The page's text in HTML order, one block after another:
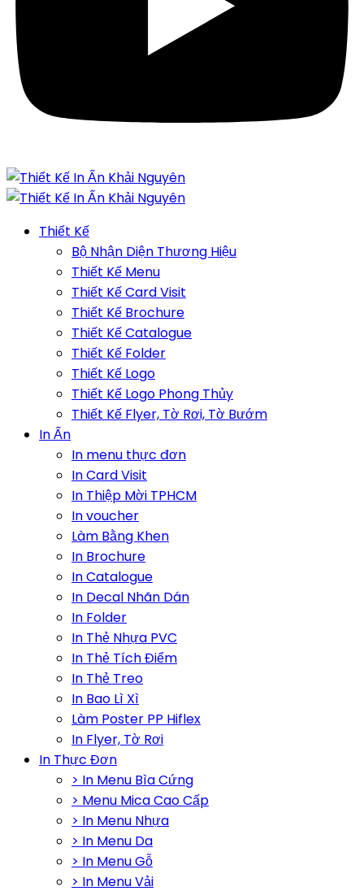
Thiết Kế
Bộ Nhận Diện Thương Hiệu
Thiết Kế Menu
Thiết Kế Card Visit
Thiết Kế Brochure
Thiết Kế Catalogue
Thiết Kế Folder
Thiết Kế Logo
Thiết Kế Logo Phong Thủy
Thiết Kế Flyer, Tờ Rơi, Tờ Bướm
In Ấn
In menu thực đơn
In Card Visit
In Thiệp Mời TPHCM
In voucher
Làm Bằng Khen
In Brochure
In Catalogue
In Decal Nhãn Dán
In Folder
In Thẻ Nhựa PVC
In Thẻ Tích Điểm
In Thẻ Treo
In Bao Lì Xì
Làm Poster PP Hiflex
In Flyer, Tờ Rơi
In Thực Đơn
> In Menu Bìa Cứng
> Menu Mica Cao Cấp
> In Menu Nhựa
> In Menu Da
> In Menu Gỗ
> In Menu Vải